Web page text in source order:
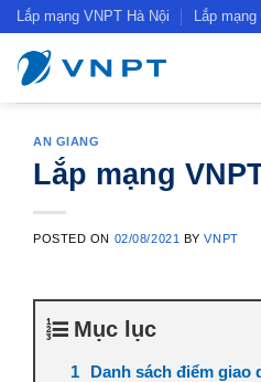
Skip
content
Lắp mạng VNPT Hà Nội Lắp
AN GIANG
Lắp mạng
POSTED ON 02/08/2021 BYVNPT
Mục lục
Danh sách điểm giao